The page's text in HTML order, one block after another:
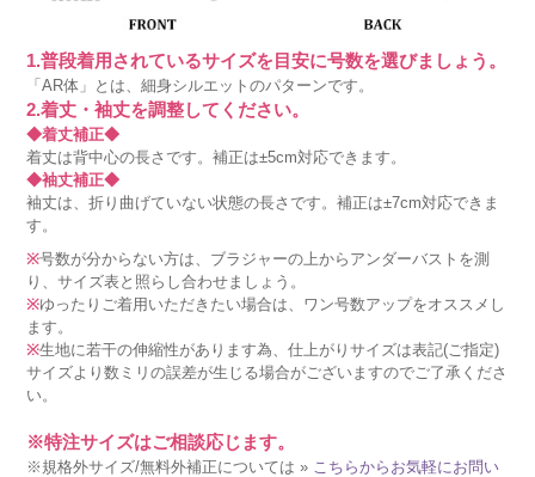
1.普段着用されているサイズを目安に号数を選びましょう。
「AR体」とは、細身シルエットのパターンです。
2.着丈・袖丈を調整してください。
◆着丈補正◆
着丈は背中心の長さです。補正は±5cm対応できます。
◆袖丈補正◆
袖丈は、折り曲げていない状態の長さです。補正は±7cm対応できま
す。
※号数が分からない方は、ブラジャーの上からアンダーバストを測
り、サイズ表と照らし合わせましょう。
※ゆったりご着用いただきたい場合は、ワン号数アップをオススメし
ます。
※生地に若干の伸縮性があります為、仕上がりサイズは表記(ご指定)
サイズより数ミリの誤差が生じる場合がございますのでご了承くださ
い。
※特注サイズはご相談応じます。
※規格外サイズ/無料外補正については » こちらからお気軽にお問い